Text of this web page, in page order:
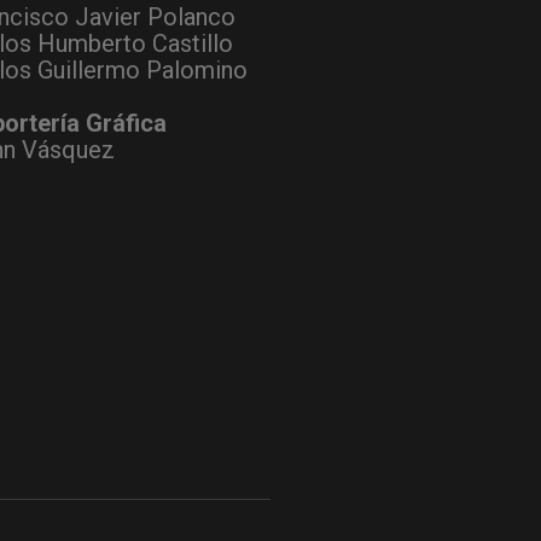
Javier Polanco
Humberto Castillo
Guillermo Palomino
Gráfica
Vásquez